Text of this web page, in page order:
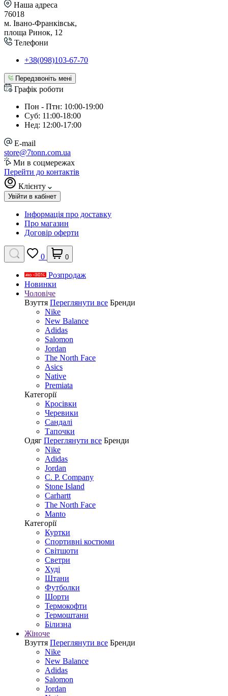
Наша адреса
76018
м. Івано-Франківськ,
площа Ринок, 12
Телефони
+38(098)103-67-70
Передзвоніть мені
Графік роботи
Пон - Птн: 10:00-19:00
Суб: 11:00-18:00
Нед: 12:00-17:00
E-mail
store@7tonn.com.ua
Ми в соцмережах
Перейти до контактів
Клієнту
Увійти в кабінет
Інформація про доставку
Про магазин
Договір оферти
0 0
Розпродаж
Новинки
Чоловіче
Взуття Переглянути все Бренди
Nike
New Balance
Adidas
Salomon
Jordan
The North Face
Asics
Native
Premiata
Категорії
Кросівки
Черевики
Сандалі
Tапочки
Одяг Переглянути все Бренди
Nike
Adidas
Jordan
C. P. Company
Stone Island
Carhartt
The North Face
Manto
Категорії
Куртки
Спортивні костюми
Світшоти
Светри
Худі
Штани
Футболки
Шорти
Термокофти
Термоштани
Білизна
Жіноче
Взуття Переглянути все Бренди
Nike
New Balance
Adidas
Salomon
Jordan